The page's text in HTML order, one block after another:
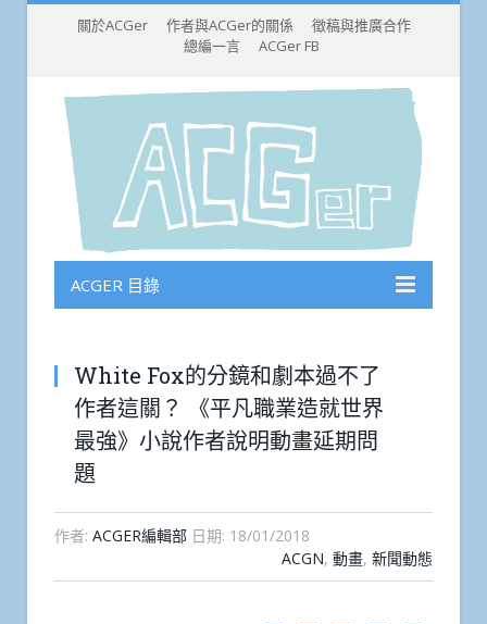
關於ACGer 作者與ACGer的關係
徵稿與推廣合作
總編一言
ACGer FB
ACGER 目錄
White Fox的分鏡和劇本過不了
作者這關？ 《平凡職業造就世界
最強》小說作者說明動畫延期問
題
作者: ACGER編輯部 日期: 18/01/2018
ACGN, 動畫, 新聞動態